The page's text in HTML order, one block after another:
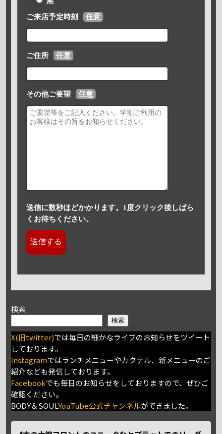
ご来店予定時刻 任意
ご住所 任意
その他ご要望 任意
送信に数秒ほどかかります。1度クリック後しばら
くお待ちください。
検索
検索
X(旧twitter)では毎日の細かなライブのお知らせをツイート
しております。
Instagramではランチメニューやカクテル、新メニューのご
紹介なども発信しております。
Facebookでも毎日のお知らせをしておりますので、ぜひご
確認ください。
BODY＆SOULYouTube公式チャンネルができました。